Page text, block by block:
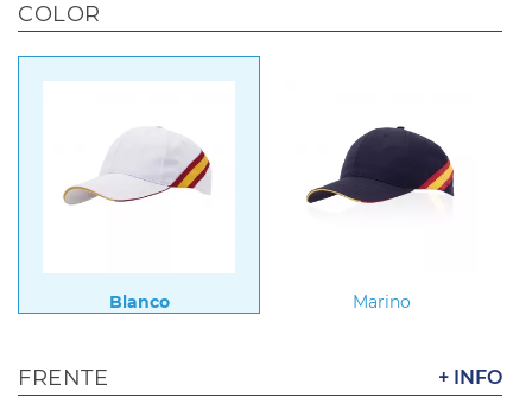
COLOR
Blanco Marino
+ INFO
FRENTE